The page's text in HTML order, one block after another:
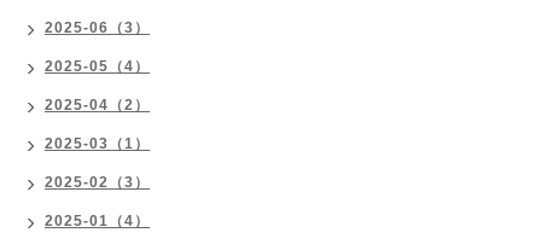
2025-06（3）
2025-05（4）
2025-04（2）
2025-03（1）
2025-02（3）
2025-01（4）